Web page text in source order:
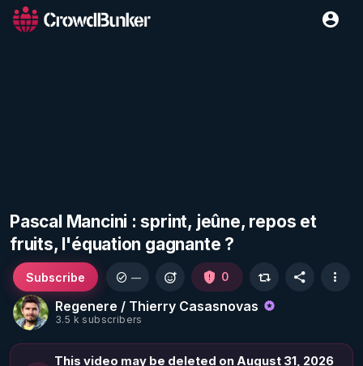
Pascal Mancini : sprint, jeûne, repos et
fruits, l'équation gagnante ?
Regenere / Thierry Casasnovas
3.5 k subscribers
Subscribe — 0
This video may be deleted on August 31, 2026